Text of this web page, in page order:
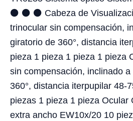
⚫ ⚫ ⚫ Cabeza de
trinocular sin compensación,
giratorio de 360°, distancia
pieza 1 pieza 1 pieza 1 pieza
sin compensación, inclinado a
360°, distancia iterpupilar 48-
piezas 1 pieza 1 pieza Ocular
extra ancho EW10x/20 10